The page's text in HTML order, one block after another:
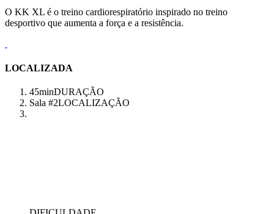
O KK XL é o treino cardiorespiratório inspirado no treino
desportivo que aumenta a força e a resistência.
LOCALIZADA
45minDURAÇÃO
Sala #2LOCALIZAÇÃO